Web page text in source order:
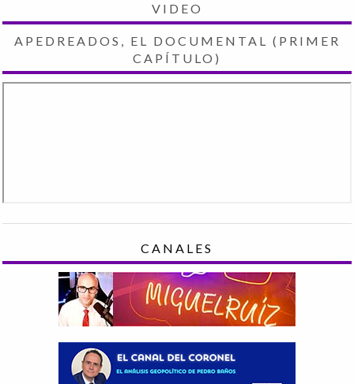
VIDEO
APEDREADOS, EL DOCUMENTAL (PRIMER
CAPÍTULO)
CANALES